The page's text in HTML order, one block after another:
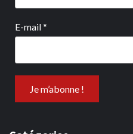
E-mail*